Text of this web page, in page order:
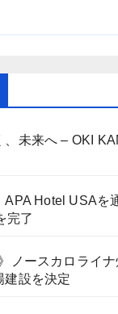
、未来へ – OKI
APA Hotel USAを
完了
ノースカロライ
建設を決定